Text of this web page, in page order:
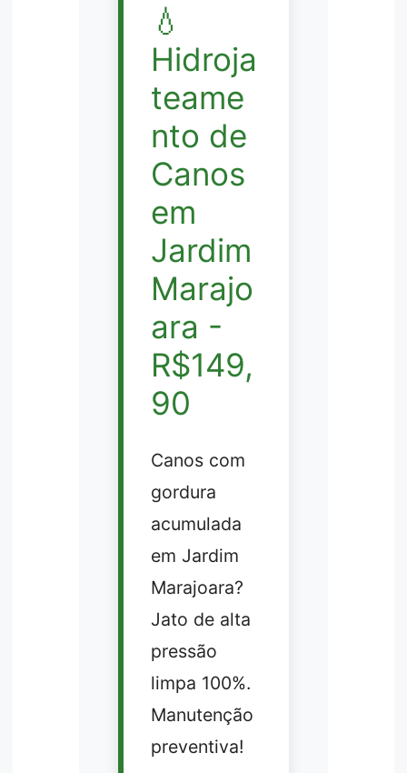
💧
Hidroja
teame
nto de
Canos
em
Jardim
Marajo
ara -
R$149,
90
Canos com
gordura
acumulada
em Jardim
Marajoara?
Jato de alta
pressão
limpa 100%.
Manutenção
preventiva!